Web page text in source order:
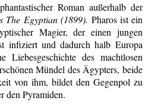
Roman außerhalb der
The Egyptian (1899). Pharos ist ein
Magier, der einen jungen
infiziert und dadurch halb Europa
Liebesgeschichte des machtlosen
Mündel des Ägypters, beide
von ihm, bildet den Gegenpol zu
den Pyramiden.